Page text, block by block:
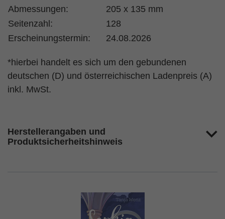
Abmessungen:
205 x 135 mm
Seitenzahl:
128
Erscheinungstermin:
24.08.2026
*hierbei handelt es sich um den gebundenen
deutschen (D) und österreichischen Ladenpreis (A)
inkl. MwSt.
Herstellerangaben und
Produktsicherheitshinweis